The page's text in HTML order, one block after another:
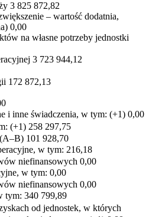
3 825 872,82
– wartość dodatnia,
0,00
na własne potrzeby jednostki
3 723 944,12
172 872,13
i inne świadczenia, w tym: (+1) 0,00
(+1) 258 297,75
101 928,70
w tym: 216,18
niefinansowych 0,00
w tym: 0,00
niefinansowych 0,00
tym: 340 799,89
od jednostek, w których